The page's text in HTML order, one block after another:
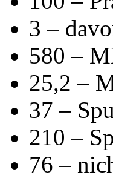
3 –
580 –
25,2 –
37 –
210 –
76 –